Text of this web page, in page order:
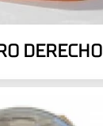
DERECHO